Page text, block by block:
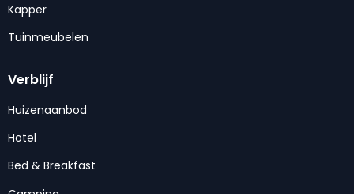
Kapper
Tuinmeubelen
Verblijf
Huizenaanbod
Hotel
Bed & Breakfast